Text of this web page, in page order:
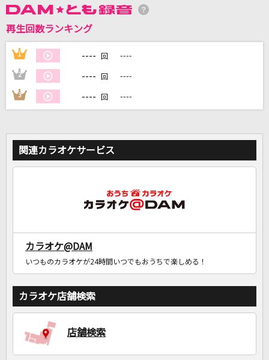
カラオケをもっと楽しもう！
家族や友達と一緒に！練習にも！
再生回数ランキング
1 ---- 回 ----
2 ---- 回 ----
3 ---- 回 ----
関連カラオケサービス
カラオケ@DAM
いつものカラオケが24時間いつでもおうちで楽しめる！
カラオケ店舗検索
店舗検索